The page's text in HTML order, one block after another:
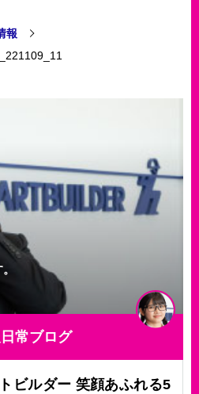
報
常ブログ
ビルダー 笑顔あふれる5